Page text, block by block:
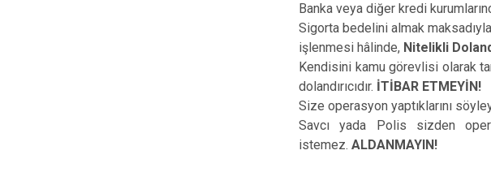
Banka veya diğer kredi
Sigorta bedelini almak
işlenmesi hâlinde, Nitelikli
Kendisini kamu görevlisi olarak
dolandırıcıdır. İTİBAR ETMEYİN!
Size operasyon yaptıklarını
Savcı yada Polis sizden
istemez.ALDANMAYIN!